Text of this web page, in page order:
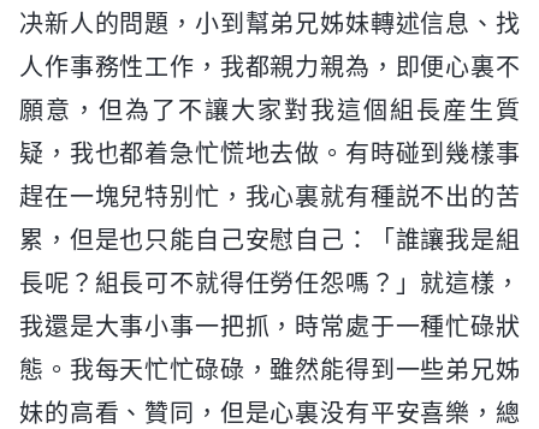
决新人的問題，小到幫弟兄姊妹轉述信息、找
人作事務性工作，我都親力親為，即便心裏不
願意，但為了不讓大家對我這個組長産生質
疑，我也都着急忙慌地去做。有時碰到幾樣事
趕在一塊兒特别忙，我心裏就有種説不出的苦
累，但是也只能自己安慰自己：「誰讓我是組
長呢？組長可不就得任勞任怨嗎？」就這樣，
我還是大事小事一把抓，時常處于一種忙碌狀
態。我每天忙忙碌碌，雖然能得到一些弟兄姊
妹的高看、贊同，但是心裏没有平安喜樂，總